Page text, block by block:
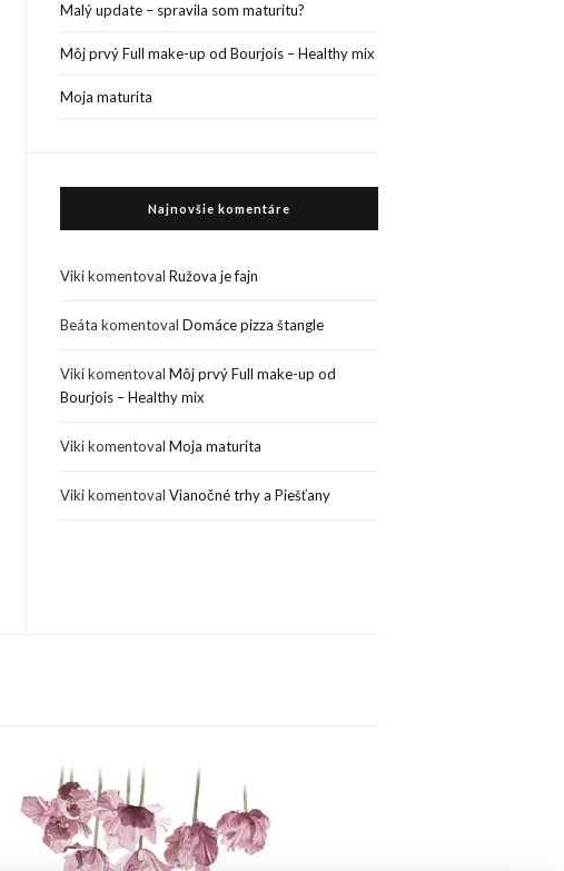
Malý update – spravila som maturitu?
Môj prvý Full make-up od Bourjois – Healthy mix
Moja maturita
Najnovšie komentáre
VikikomentovalRužova je fajn
Beáta komentovalDomáce pizza štangle
VikikomentovalMôj prvý Full make-up od
Bourjois – Healthy mix
VikikomentovalMoja maturita
VikikomentovalVianočné trhy a Piešťany